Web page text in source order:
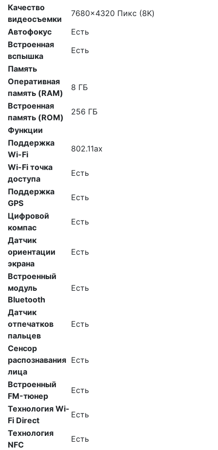
Качество
видеосъемки
7680x4320 Пикс (8K)
Автофокус
Есть
Встроенная
вспышка
Есть
Память
Оперативная
память (RAM)
8 ГБ
Встроенная
память (ROM)
256 ГБ
Функции
Поддержка
Wi-Fi
802.11ax
Wi-Fi точка
доступа
Есть
Поддержка
GPS
Есть
Цифровой
компас
Есть
Датчик
ориентации
экрана
Есть
Встроенный
модуль
Bluetooth
Есть
Датчик
отпечатков
пальцев
Есть
Сенсор
распознавания
лица
Есть
Встроенный
FM-тюнер
Есть
Технология Wi-
Fi Direct
Есть
Технология
NFC
Есть